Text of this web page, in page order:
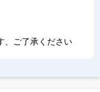
、ご了承ください